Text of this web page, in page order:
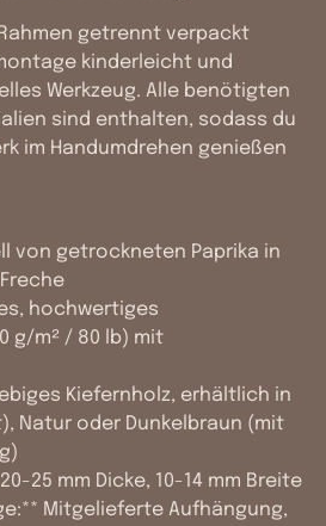
getrennt verpackt
kinderleicht und
Werkzeug. Alle benötigten
sind enthalten, sodass du
im Handumdrehen genießen
von getrockneten Paprika in
hochwertiges
g/m² / 80 lb) mit
Kiefernholz, erhältlich in
Natur oder Dunkelbraun (mit
25 mm Dicke, 10-14 mm Breite
Mitgelieferte Aufhängung,